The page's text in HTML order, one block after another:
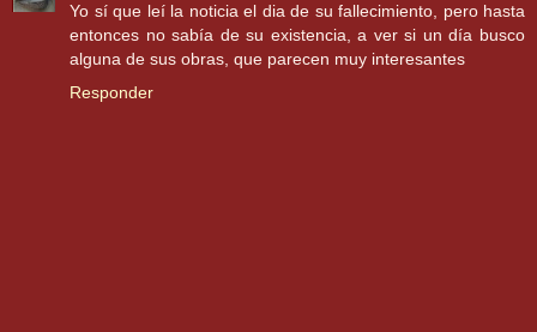
Yo sí que leí la noticia el dia de su fallecimiento, pero hasta
entonces no sabía de su existencia, a ver si un día busco
alguna de sus obras, que parecen muy interesantes
Responder